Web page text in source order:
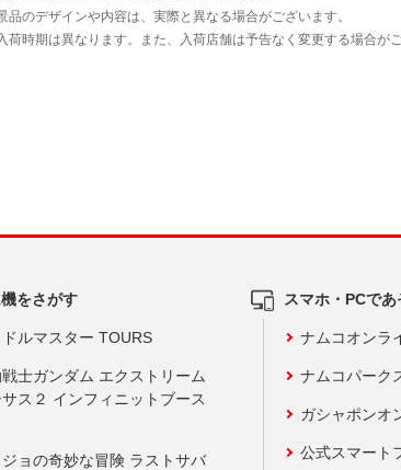
をさがす
ルマスター TOURS
士ガンダム エクストリーム
ス２ インフィニットブース
ョの奇妙な冒険 ラストサバ
スマホ・PCであ
ナムコオンラ
ナムコパーク
ガシャポンオ
公式スマート